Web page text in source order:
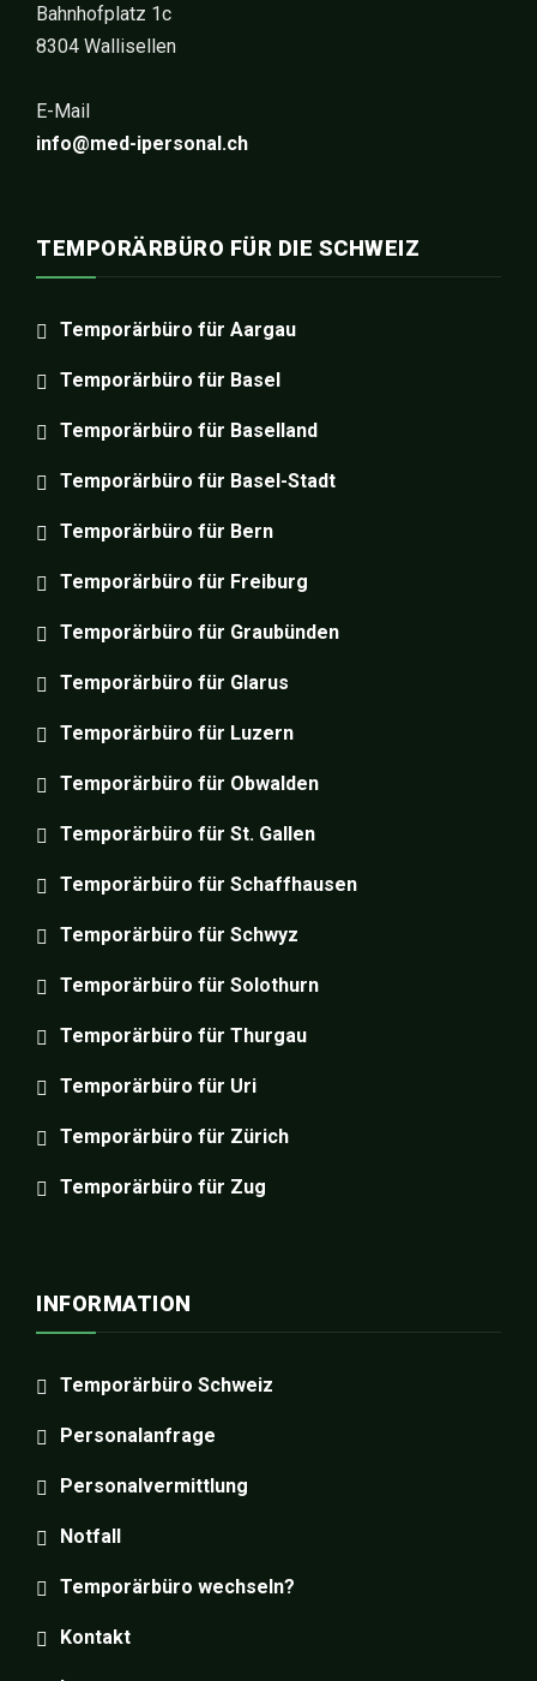
Bahnhofplatz 1c
8304 Wallisellen
E-Mail
info@med-ipersonal.ch
TEMPORÄRBÜRO FÜR DIE SCHWEIZ
Temporärbüro für Aargau
Temporärbüro für Basel
Temporärbüro für Baselland
Temporärbüro für Basel-Stadt
Temporärbüro für Bern
Temporärbüro für Freiburg
Temporärbüro für Graubünden
Temporärbüro für Glarus
Temporärbüro für Luzern
Temporärbüro für Obwalden
Temporärbüro für St. Gallen
Temporärbüro für Schaffhausen
Temporärbüro für Schwyz
Temporärbüro für Solothurn
Temporärbüro für Thurgau
Temporärbüro für Uri
Temporärbüro für Zürich
Temporärbüro für Zug
INFORMATION
Temporärbüro Schweiz
Personalanfrage
Personalvermittlung
Notfall
Temporärbüro wechseln?
Kontakt